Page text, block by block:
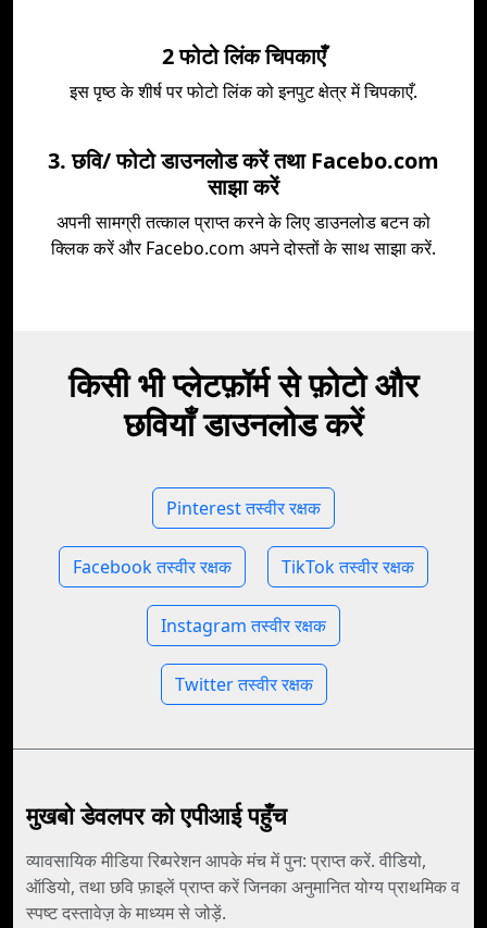
2 फोटो लिंक चिपकाएँ
इस पृष्ठ के शीर्ष पर फोटो लिंक को इनपुट क्षेत्र में चिपकाएँ.
3. छवि/ फोटो डाउनलोड करें तथा Facebo.com
साझा करें
अपनी सामग्री तत्काल प्राप्त करने के लिए डाउनलोड बटन को
क्लिक करें और Facebo.com अपने दोस्तों के साथ साझा करें.
किसी भी प्लेटफ़ॉर्म से फ़ोटो और
छवियाँ डाउनलोड करें
Pinterest तस्वीर रक्षक
Facebook तस्वीर रक्षक TikTok तस्वीर रक्षक
Instagram तस्वीर रक्षक
Twitter तस्वीर रक्षक
मुखबो डेवलपर को एपीआई पहुँच
व्यावसायिक मीडिया रिब्परेशन आपके मंच में पुन: प्राप्त करें. वीडियो,
ऑडियो, तथा छवि फ़ाइलें प्राप्त करें जिनका अनुमानित योग्य प्राथमिक व
स्पष्ट दस्तावेज़ के माध्यम से जोड़ें.